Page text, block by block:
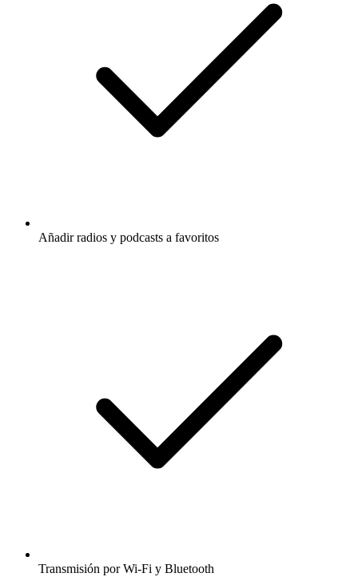
Añadir radios y podcasts a favoritos
Transmisión por Wi-Fi y Bluetooth